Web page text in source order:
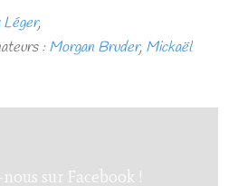
Léger,
:Morgan Bruder, Mickaël
sur Facebook !